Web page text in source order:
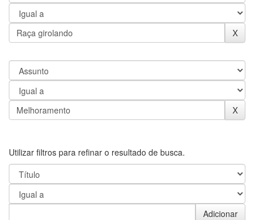
Utilizar filtros para refinar o resultado de busca.